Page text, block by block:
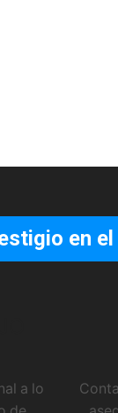
en
a lo